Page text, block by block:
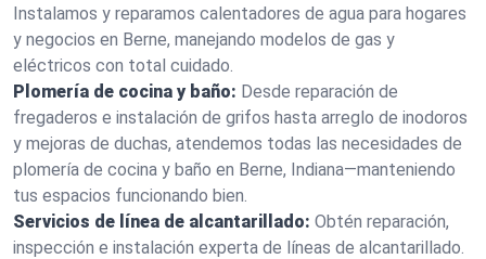
Instalamos y reparamos calentadores de agua para hogares
y negocios en Berne, manejando modelos de gas y
eléctricos con total cuidado.
Plomería de cocina y baño: Desde reparación de
fregaderos e instalación de grifos hasta arreglo de inodoros
y mejoras de duchas, atendemos todas las necesidades de
plomería de cocina y baño en Berne, Indiana—manteniendo
tus espacios funcionando bien.
Servicios de línea de alcantarillado: Obtén reparación,
inspección e instalación experta de líneas de alcantarillado.